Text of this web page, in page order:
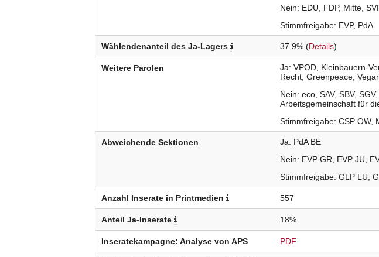
Nein
EDU FDP Mitte
Stimmfreigabe EVP PdA
Wählendenanteil des Ja-Lagers 37.9% (Details)
Weitere Parolen Ja VPOD Kleinbauern-
Recht Greenpeace
Nein eco SAV SBV SGV
Arbeitsgemeinschaft für
Stimmfreigabe CSP OW
Abweichende Sektionen Ja PdA BE
Nein
EVP GR EVP JU
Stimmfreigabe GLP LU
Anzahl Inserate in Printmedien 557
Anteil Ja-Inserate 18%
Inseratekampagne: Analyse von APS PDF